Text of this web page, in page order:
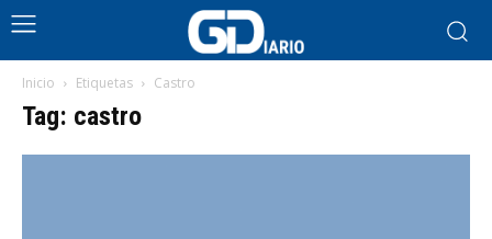
Inicio Etiquetas Castro
Tag: castro